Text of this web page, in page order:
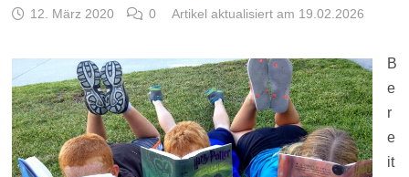
12. März 2020 0 Artikel aktualisiert am 19.02.2026
B
e
r
e
it